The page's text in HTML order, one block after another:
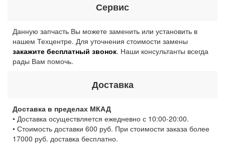
Сервис
Данную запчасть Вы можете заменить или установить в
нашем Техцентре. Для уточнения стоимости замены
закажите бесплатный звонок. Наши консультанты всегда
рады Вам помочь.
Доставка
Доставка в пределах МКАД
• Доставка осуществляется ежедневно с 10:00-20:00.
• Стоимость доставки 600 руб. При стоимости заказа более
17000 руб. доставка бесплатно.